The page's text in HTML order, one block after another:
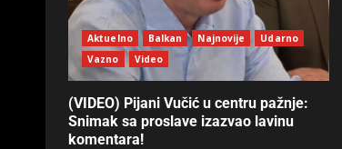
Aktuelno Balkan Najnovije
Udarno
Vazno
Video
(VIDEO) Pijani Vučić u centru pažnje:
Snimak sa proslave izazvao lavinu
komentara!